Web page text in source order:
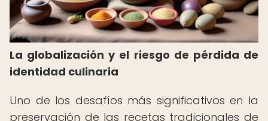
La globalización y el riesgo de pérdida de
identidad culinaria
Uno de los desafíos más significativos en la
preservación de las recetas tradicionales de